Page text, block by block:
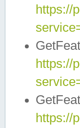
https://
https://
https://